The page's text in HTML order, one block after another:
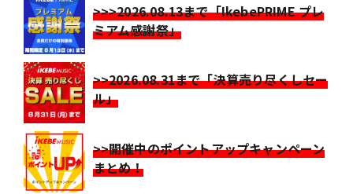
>>>2026.08.13まで「IkebePRIME プレ
ミアム感謝祭」
>>2026.08.31まで「決算売り尽くしセー
ル」
>>開催中のポイントアップキャンペーン
まとめ！